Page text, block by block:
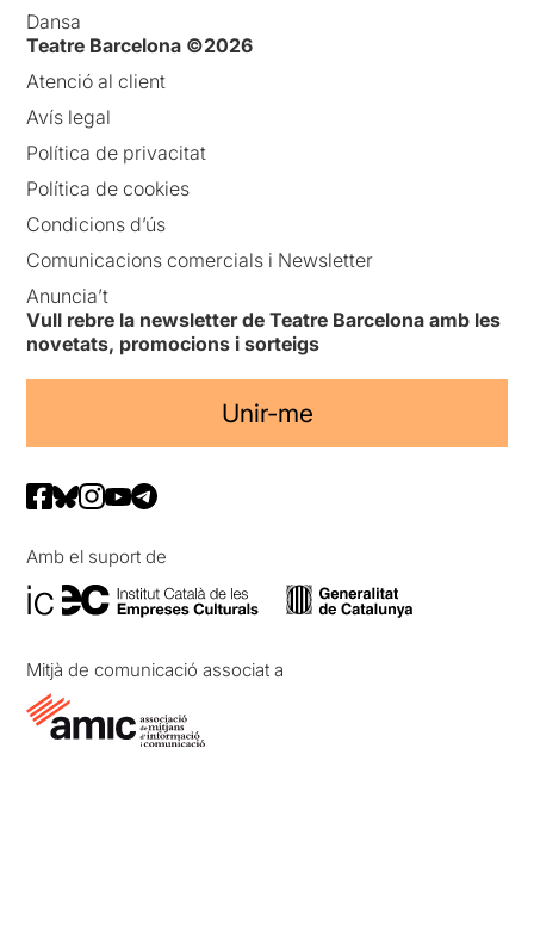
Dansa
Teatre Barcelona ©2026
Atenció al client
Avís legal
Política de privacitat
Política de cookies
Condicions d’ús
Comunicacions comercials i Newsletter
Anuncia’t
Vull rebre la newsletter de Teatre Barcelona amb les
novetats, promocions i sorteigs
Unir-me
Amb el suport de
Mitjà de comunicació associat a